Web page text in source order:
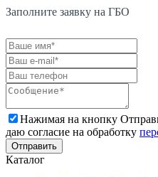
Заполните заявку на ГБО
Нажимая на кнопку
даю согласие на обработку
Каталог